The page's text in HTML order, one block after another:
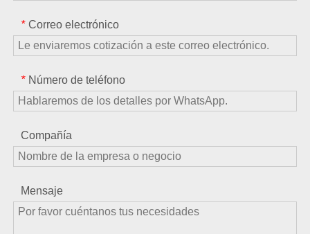
* Correo electrónico
* Número de teléfono
Compañía
Mensaje